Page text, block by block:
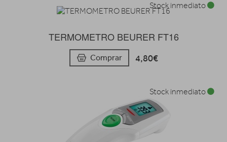
TERMOMETRO BEURER FT16
Comprar 4,80€
Stock inmediato
Stock inmediato